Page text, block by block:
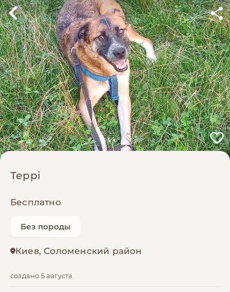
Террі
Бесплатно
Без породы
Киев, Соломенский район
создано 5 августа